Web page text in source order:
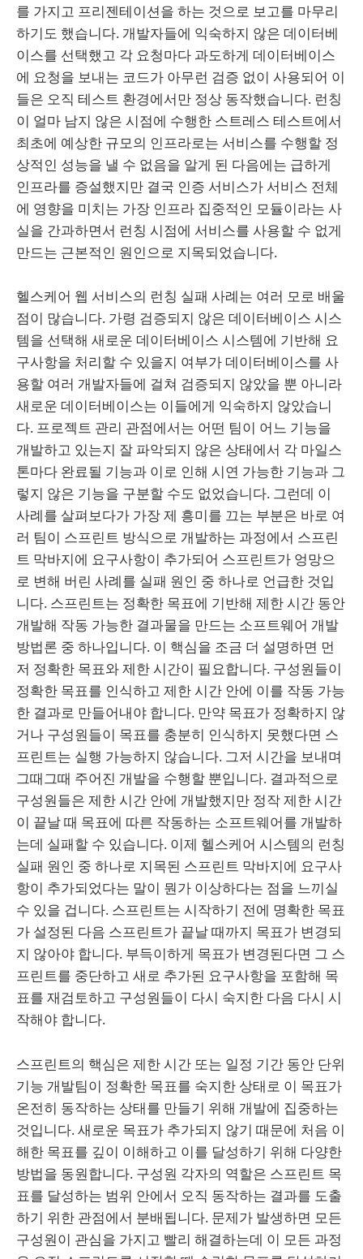
를 가지고 프리젠테이션을 하는 것으로 보고를 마무리
하기도 했습니다. 개발자들에 익숙하지 않은 데이터베
이스를 선택했고 각 요청마다 과도하게 데이터베이스
에 요청을 보내는 코드가 아무런 검증 없이 사용되어 이
들은 오직 테스트 환경에서만 정상 동작했습니다. 런칭
이 얼마 남지 않은 시점에 수행한 스트레스 테스트에서
최초에 예상한 규모의 인프라로는 서비스를 수행할 정
상적인 성능을 낼 수 없음을 알게 된 다음에는 급하게
인프라를 증설했지만 결국 인증 서비스가 서비스 전체
에 영향을 미치는 가장 인프라 집중적인 모듈이라는 사
실을 간과하면서 런칭 시점에 서비스를 사용할 수 없게
만드는 근본적인 원인으로 지목되었습니다.
헬스케어 웹 서비스의 런칭 실패 사례는 여러 모로 배울
점이 많습니다. 가령 검증되지 않은 데이터베이스 시스
템을 선택해 새로운 데이터베이스 시스템에 기반해 요
구사항을 처리할 수 있을지 여부가 데이터베이스를 사
용할 여러 개발자들에 걸쳐 검증되지 않았을 뿐 아니라
새로운 데이터베이스는 이들에게 익숙하지 않았습니
다. 프로젝트 관리 관점에서는 어떤 팀이 어느 기능을
개발하고 있는지 잘 파악되지 않은 상태에서 각 마일스
톤마다 완료될 기능과 이로 인해 시연 가능한 기능과 그
렇지 않은 기능을 구분할 수도 없었습니다. 그런데 이
사례를 살펴보다가 가장 제 흥미를 끄는 부분은 바로 여
러 팀이 스프린트 방식으로 개발하는 과정에서 스프린
트 막바지에 요구사항이 추가되어 스프린트가 엉망으
로 변해 버린 사례를 실패 원인 중 하나로 언급한 것입
니다. 스프린트는 정확한 목표에 기반해 제한 시간 동안
개발해 작동 가능한 결과물을 만드는 소프트웨어 개발
방법론 중 하나입니다. 이 핵심을 조금 더 설명하면 먼
저 정확한 목표와 제한 시간이 필요합니다. 구성원들이
정확한 목표를 인식하고 제한 시간 안에 이를 작동 가능
한 결과로 만들어내야 합니다. 만약 목표가 정확하지 않
거나 구성원들이 목표를 충분히 인식하지 못했다면 스
프린트는 실행 가능하지 않습니다. 그저 시간을 보내며
그때그때 주어진 개발을 수행할 뿐입니다. 결과적으로
구성원들은 제한 시간 안에 개발했지만 정작 제한 시간
이 끝날 때 목표에 따른 작동하는 소프트웨어를 개발하
는데 실패할 수 있습니다. 이제 헬스케어 시스템의 런칭
실패 원인 중 하나로 지목된 스프린트 막바지에 요구사
항이 추가되었다는 말이 뭔가 이상하다는 점을 느끼실
수 있을 겁니다. 스프린트는 시작하기 전에 명확한 목표
가 설정된 다음 스프린트가 끝날 때까지 목표가 변경되
지 않아야 합니다. 부득이하게 목표가 변경된다면 그 스
프린트를 중단하고 새로 추가된 요구사항을 포함해 목
표를 재검토하고 구성원들이 다시 숙지한 다음 다시 시
작해야 합니다.
스프린트의 핵심은 제한 시간 또는 일정 기간 동안 단위
기능 개발팀이 정확한 목표를 숙지한 상태로 이 목표가
온전히 동작하는 상태를 만들기 위해 개발에 집중하는
것입니다. 새로운 목표가 추가되지 않기 때문에 처음 이
해한 목표를 깊이 이해하고 이를 달성하기 위해 다양한
방법을 동원합니다. 구성원 각자의 역할은 스프린트 목
표를 달성하는 범위 안에서 오직 동작하는 결과를 도출
하기 위한 관점에서 분배됩니다. 문제가 발생하면 모든
구성원이 관심을 가지고 빨리 해결하는데 이 모든 과정